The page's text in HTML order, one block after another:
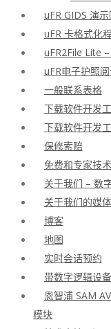
uFR GIDS 演
uFR 卡格式化
uFR2File Lite
uFR电子护照
一般联系表格
下载软件开发
下载软件开发
保修索赔
免费和专家技
关于我们 – 数
关于我们的媒体
博客
地图
实时会话预约
带数字逻辑设
恩智浦 SAM
模块